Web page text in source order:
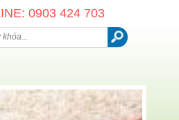
0903 424 703